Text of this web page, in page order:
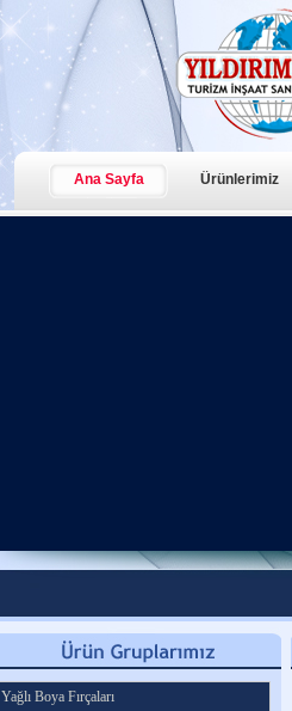
Ana Sayfa Ürünlerimiz
Yağlı Boya Fırçaları